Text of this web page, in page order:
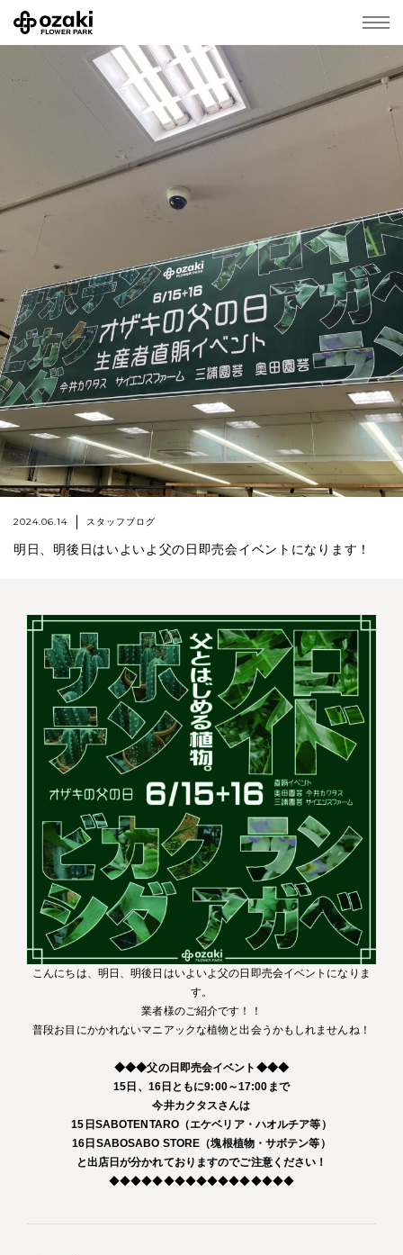
2024.06.14 スタッフブログ
明日、明後日はいよいよ父の日即売会イベントになります！
こんにちは、明日、明後日はいよいよ父の日即売会イベントになりま
す。
業者様のご紹介です！！
普段お目にかかれないマニアックな植物と出会うかもしれませんね！
◆◆◆父の日即売会イベント◆◆◆
15日、16日ともに9:00～17:00まで
今井カクタスさんは
15日SABOTENTARO（エケベリア・ハオルチア等）
16日SABOSABO STORE（塊根植物・サボテン等）
と出店日が分かれておりますのでご注意ください！
◆◆◆◆◆◆◆◆◆◆◆◆◆◆◆◆◆